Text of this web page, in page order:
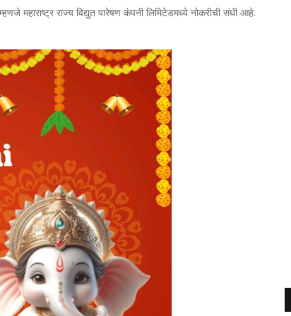
महाराष्ट्र राज्य विद्युत पारेषण कंपनी लिमिटेडमध्ये नोकरीची संधी आहे.